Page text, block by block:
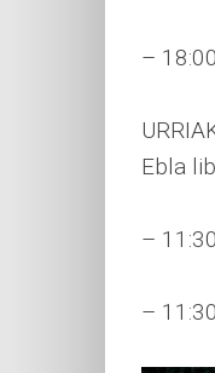
–
Ebla
–
–